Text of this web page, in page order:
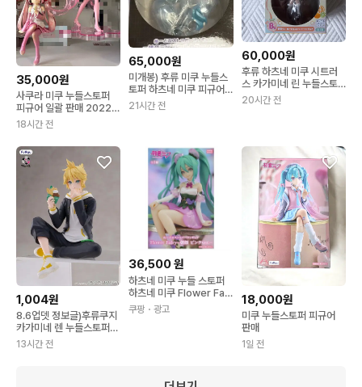
35,000원
사쿠라 미쿠 누들스토퍼
피규어 일괄 판매 2022
2019 하츠네 미쿠
18시간 전
65,000원
미개봉) 후류 미쿠 누들스
토퍼 하츠네 미쿠 피규어
펄버전 라스트원
21시간 전
60,000원
후류 하츠네 미쿠 시트러
스 카가미네 린 누들스토
퍼 미개봉 미쿠 b상
20시간 전
1,004원
8.6업뎃 정보글)후류쿠지
카가미네 렌 누들스토퍼
피규어 예약판매 관련 미
쿠쿠지
13시간 전
36,500원
하츠네 미쿠 누들 스토퍼
하츠네 미쿠 Flower Fair
y 모닝 글로리 핑크 피규어
1개
쿠팡 ・광고
18,000원
미쿠 누들스토퍼 피규어
판매
1일 전